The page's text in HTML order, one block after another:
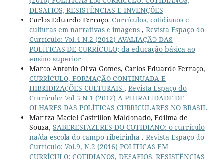
DESAFIOS, RESISTÊNCIAS E INVENÇÕES
Carlos Eduardo Ferraço, Currículos, cotidianos e
culturas em narrativas e imagens , Revista Espaço do
Currículo: Vol.4 N.2 (2012) AVALIAÇÃO DAS
POLÍTICAS DE CURRÍCULO; da educação básica ao
ensino superior
Marco Antonio Oliva Gomes, Carlos Eduardo Ferraço,
CURRÍCULO, FORMAÇÃO CONTINUADA E
HIBRIDIZAÇÕES CULTURAIS , Revista Espaço do
Currículo: Vol.5 N.1 (2012) A PLURALIDADE DE
OLHARES DAS POLÍTICAS CURRICULARES NO BRASIL
Maritza Maciel Castrillon Maldonado, Edilma de
Souza, SABERESFAZERES DO COTIDIANO: o currículo
na/da escola do campo ribeirinha , Revista Espaço do
Currículo: Vol.9, N.2 (2016) POLÍTICAS EM
CURRÍCULO: COTIDIANOS, DESAFIOS, RESISTÊNCIAS